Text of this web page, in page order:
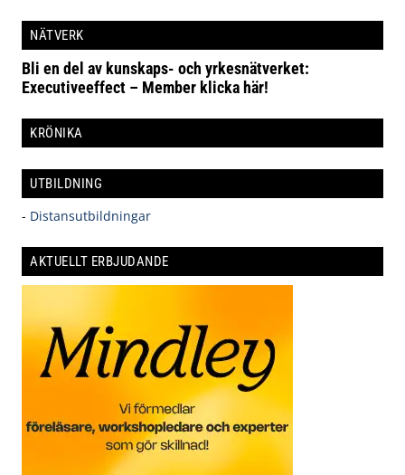
NÄTVERK
Bli en del av kunskaps- och yrkesnätverket:
Executiveeffect – Member klicka här!
KRÖNIKA
UTBILDNING
- Distansutbildningar
AKTUELLT ERBJUDANDE